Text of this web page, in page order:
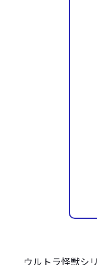
ウルトラ怪獣シ